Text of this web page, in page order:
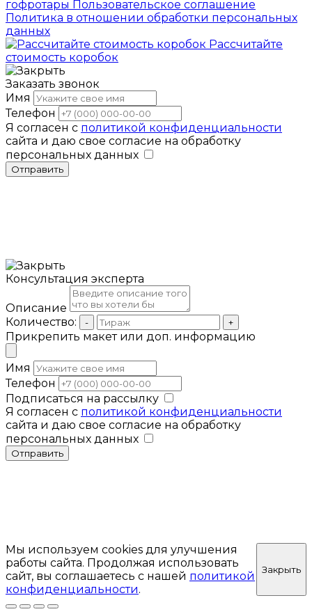
гофротары Пользовательское соглашение
Политика в отношении обработки персональных
данных
Рассчитайте
стоимость коробок
Заказать звонок
Имя
Телефон
Я согласен с политикой конфиденциальности
сайта и даю свое согласие на обработку
персональных данных
Отправить
Консультация эксперта
Описание
Количество:
- +
Прикрепить макет или доп. информацию
Имя
Телефон
Подписаться на рассылку
Я согласен с политикой конфиденциальности
сайта и даю свое согласие на обработку
персональных данных
Отправить
Мы используем cookies для улучшения
работы сайта. Продолжая использовать
сайт, вы соглашаетесь с нашей политикой
конфиденциальности.
Закрыть